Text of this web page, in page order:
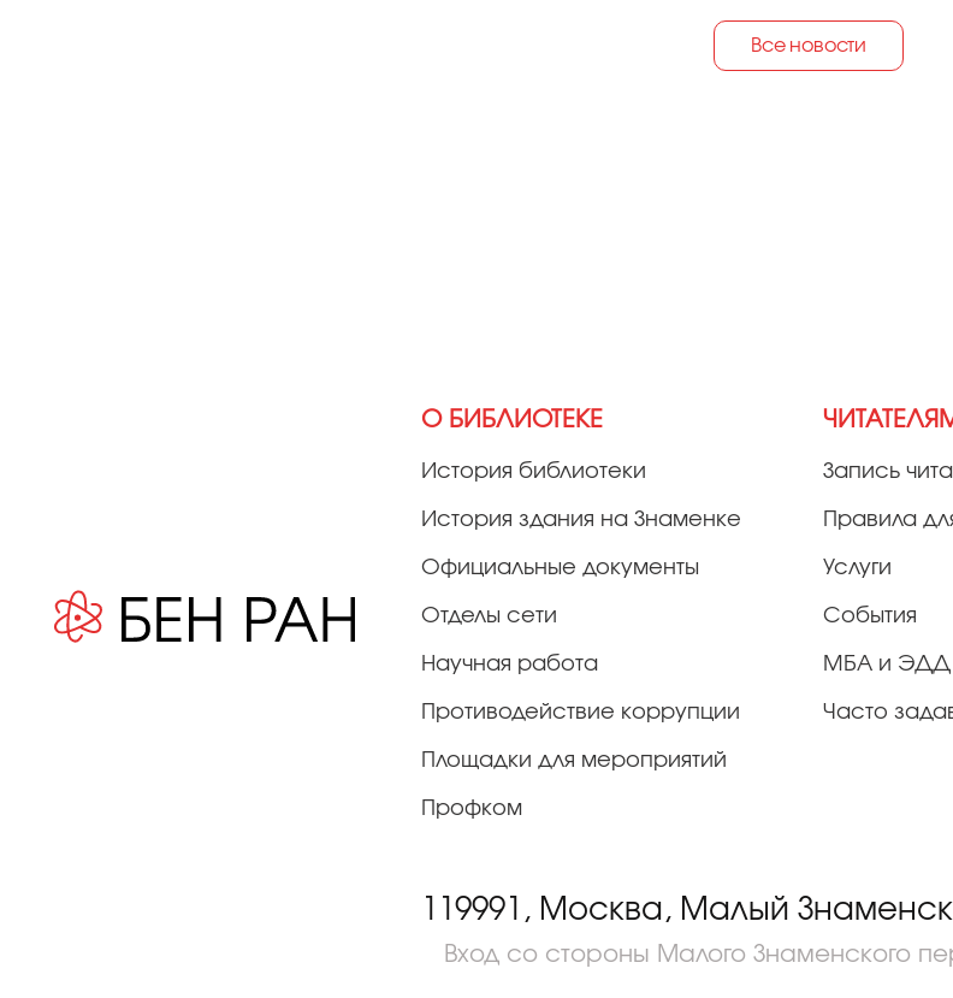
Все новости
О БИБЛИОТЕКЕ
История библиотеки
История здания на Знаменке
Официальные документы
Отделы сети
Научная работа
Противодействие коррупции
Площадки для мероприятий
Профком
Запись
Правила
Услуги
События
МБА и ЭДД
Часто
119991, Москва, Малый
Вход со стороны Малого Знаменского